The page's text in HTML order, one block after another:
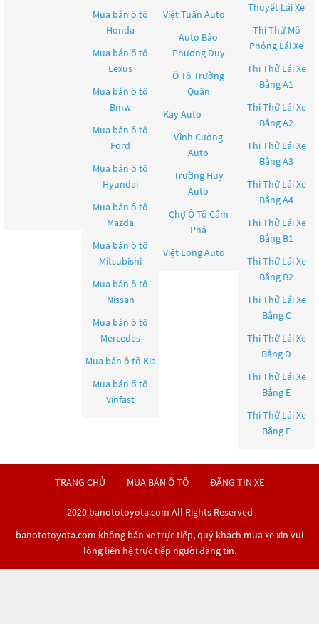
Mua bán ô tô
Honda
Mua bán ô tô
Lexus
Mua bán ô tô
Bmw
Mua bán ô tô
Ford
Mua bán ô tô
Hyundai
Mua bán ô tô
Mazda
Mua bán ô tô
Mitsubishi
Mua bán ô tô
Nissan
Mua bán ô tô
Mercedes
Mua bán ô tô Kia
Mua bán ô tô
Vinfast
Việt Tuấn Auto
Auto Bảo
Phương Duy
Ô Tô Trường
Quân
Kay Auto
Vĩnh Cường
Auto
Trường Huy
Auto
Chợ Ô Tô Cẩm
Phả
Việt Long Auto
Thuyết Lái Xe
Thi Thử Mô
Phỏng Lái Xe
Thi Thử Lái Xe
Bằng A1
Thi Thử Lái Xe
Bằng A2
Thi Thử Lái Xe
Bằng A3
Thi Thử Lái Xe
Bằng A4
Thi Thử Lái Xe
Bằng B1
Thi Thử Lái Xe
Bằng B2
Thi Thử Lái Xe
Bằng C
Thi Thử Lái Xe
Bằng D
Thi Thử Lái Xe
Bằng E
Thi Thử Lái Xe
Bằng F
TRANG CHỦ MUA BÁN Ô TÔ ĐĂNG TIN XE
2020 banototoyota.com All Rights Reserved
banototoyota.com không bán xe trực tiếp, quý khách mua xe xin vui
lòng liên hệ trực tiếp người đăng tin.